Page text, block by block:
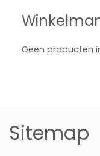
Geen producten
Sitemap